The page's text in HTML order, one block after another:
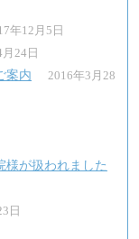
年12月5日
24日
案内
2016年3月28
様が扱われました
日